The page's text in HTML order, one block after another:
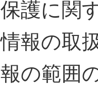
保護に関
情報の取
報の範囲